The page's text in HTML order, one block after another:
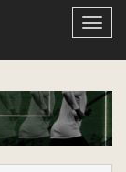
Obrir